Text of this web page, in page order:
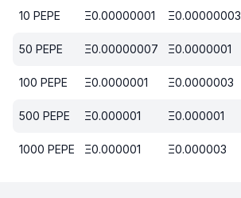
10 PEPE Ξ0.00000001 Ξ0.00000003
50 PEPE Ξ0.00000007 Ξ0.0000001
100 PEPE Ξ0.0000001 Ξ0.0000003
500 PEPE Ξ0.000001 Ξ0.000001
1000 PEPE Ξ0.000001 Ξ0.000003